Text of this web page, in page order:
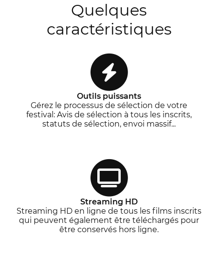
Quelques
caractéristiques
Outils puissants
Gérez le processus de sélection de votre
festival: Avis de sélection à tous les inscrits,
statuts de sélection, envoi massif...
Streaming HD
Streaming HD en ligne de tous les films inscrits
qui peuvent également être téléchargés pour
être conservés hors ligne.